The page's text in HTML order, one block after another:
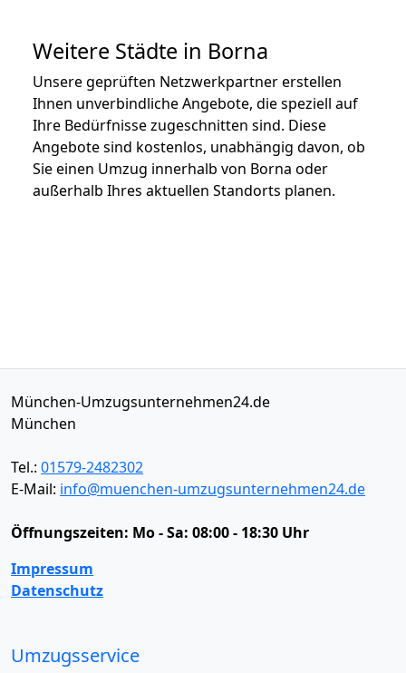
Weitere Städte in Borna
Unsere geprüften Netzwerkpartner erstellen
Ihnen unverbindliche Angebote, die speziell auf
Ihre Bedürfnisse zugeschnitten sind. Diese
Angebote sind kostenlos, unabhängig davon, ob
Sie einen Umzug innerhalb von Borna oder
außerhalb Ihres aktuellen Standorts planen.
München-Umzugsunternehmen24.de
München
Tel.: 01579-2482302
E-Mail: info@muenchen-umzugsunternehmen24.de
Öffnungszeiten: Mo - Sa: 08:00 - 18:30 Uhr
Impressum
Datenschutz
Umzugsservice